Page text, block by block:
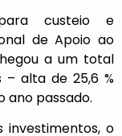
custeio e
de Apoio ao
a um total
– alta de 25,6 %
ano passado.
investimentos, o